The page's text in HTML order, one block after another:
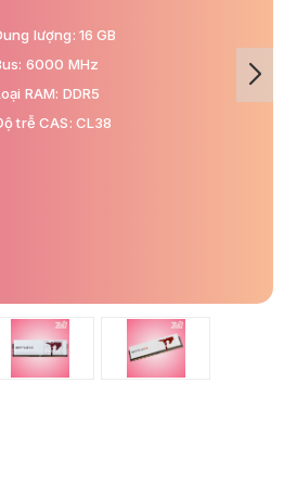
lượng: 16 GB
6000 MHz
RAM: DDR5
trễ CAS: CL38